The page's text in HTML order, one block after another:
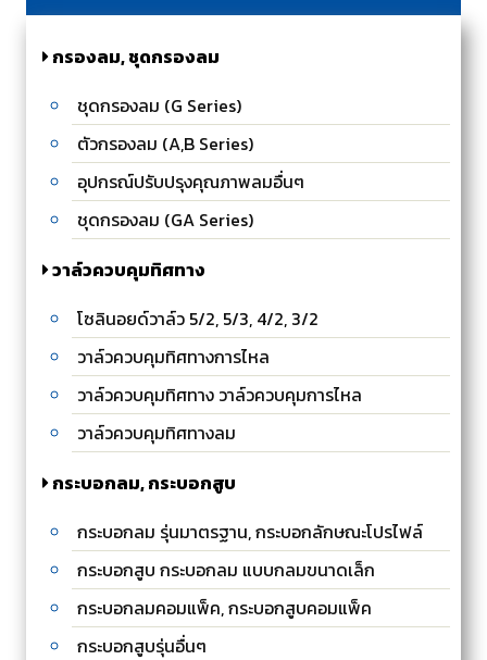
กรองลม, ชุดกรองลม
ชุดกรองลม (G Series)
ตัวกรองลม (A,B Series)
อุปกรณ์ปรับปรุงคุณภาพลมอื่นๆ
ชุดกรองลม (GA Series)
วาล์วควบคุมทิศทาง
โซลินอยด์วาล์ว 5/2, 5/3, 4/2, 3/2
วาล์วควบคุมทิศทางการไหล
วาล์วควบคุมทิศทาง วาล์วควบคุมการไหล
วาล์วควบคุมทิศทางลม
กระบอกลม, กระบอกสูบ
กระบอกลม รุ่นมาตรฐาน, กระบอกลักษณะโปรไฟล์
กระบอกสูบ กระบอกลม แบบกลมขนาดเล็ก
กระบอกลมคอมแพ็ค, กระบอกสูบคอมแพ็ค
กระบอกสูบรุ่นอื่นๆ